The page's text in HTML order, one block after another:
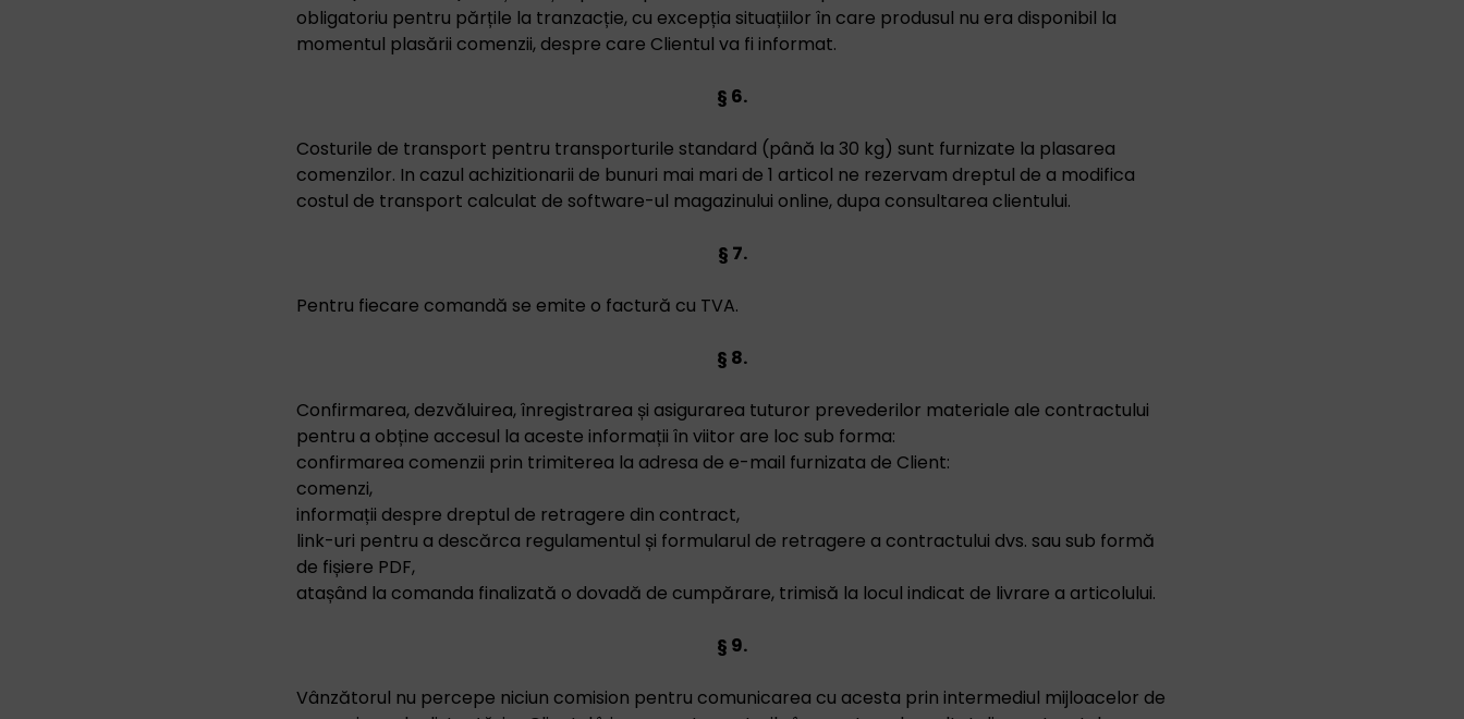
obligatoriu pentru părțile la tranzacție, cu excepția situațiilor în care produsul nu era disponibil la
momentul plasării comenzii, despre care Clientul va fi informat.
§ 6.
Costurile de transport pentru transporturile standard (până la 30 kg) sunt furnizate la plasarea
comenzilor. In cazul achizitionarii de bunuri mai mari de 1 articol ne rezervam dreptul de a modifica
costul de transport calculat de software-ul magazinului online, dupa consultarea clientului.
§ 7.
Pentru fiecare comandă se emite o factură cu TVA.
§ 8.
Confirmarea, dezvăluirea, înregistrarea și asigurarea tuturor prevederilor materiale ale contractului
pentru a obține accesul la aceste informații în viitor are loc sub forma:
confirmarea comenzii prin trimiterea la adresa de e-mail furnizata de Client:
comenzi,
informații despre dreptul de retragere din contract,
link-uri pentru a descărca regulamentul și formularul de retragere a contractului dvs. sau sub formă
de fișiere PDF,
atașând la comanda finalizată o dovadă de cumpărare, trimisă la locul indicat de livrare a articolului.
§ 9.
Vânzătorul nu percepe niciun comision pentru comunicarea cu acesta prin intermediul mijloacelor de